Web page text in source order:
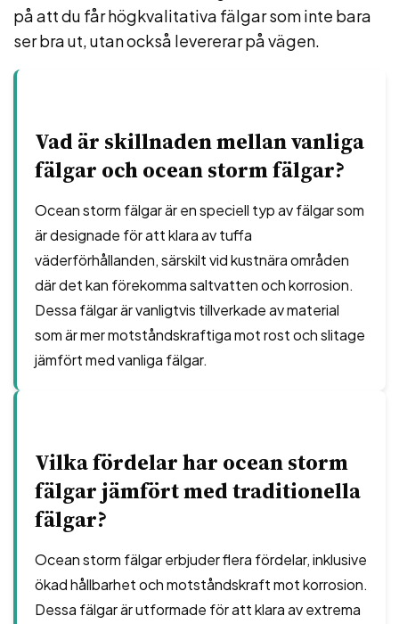
på att du får högkvalitativa fälgar som inte bara
ser bra ut, utan också levererar på vägen.
Vad är skillnaden mellan vanliga
fälgar och ocean storm fälgar?
Ocean storm fälgar är en speciell typ av fälgar som
är designade för att klara av tuffa
väderförhållanden, särskilt vid kustnära områden
där det kan förekomma saltvatten och korrosion.
Dessa fälgar är vanligtvis tillverkade av material
som är mer motståndskraftiga mot rost och slitage
jämfört med vanliga fälgar.
Vilka fördelar har ocean storm
fälgar jämfört med traditionella
fälgar?
Ocean storm fälgar erbjuder flera fördelar, inklusive
ökad hållbarhet och motståndskraft mot korrosion.
Dessa fälgar är utformade för att klara av extrema